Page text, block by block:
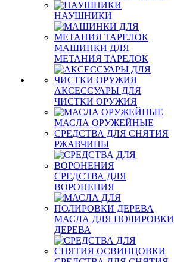
НАУШНИКИ
МАШИНКИ ДЛЯ
МЕТАНИЯ ТАРЕЛОК
АКСЕССУАРЫ ДЛЯ
ЧИСТКИ ОРУЖИЯ
МАСЛА ОРУЖЕЙНЫЕ
СРЕДСТВА ДЛЯ СНЯТИЯ
РЖАВЧИНЫ
СРЕДСТВА ДЛЯ
ВОРОНЕНИЯ
МАСЛА ДЛЯ ПОЛИРОВКИ
ДЕРЕВА